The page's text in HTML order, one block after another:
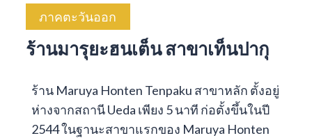
ภาคตะวันออก
ร้านมารุยะฮนเต็น สาขาเท็นปากุ
ร้าน Maruya Honten Tenpaku สาขาหลัก ตั้งอยู่
ห่างจากสถานี Ueda เพียง 5 นาที ก่อตั้งขึ้นในปี
2544 ในฐานะสาขาแรกของ Maruya Honten